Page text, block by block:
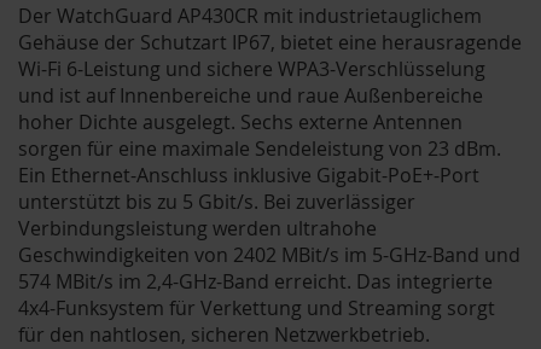
Der WatchGuard AP430CR mit industrietauglichem
Gehäuse der Schutzart IP67, bietet eine herausragende
Wi-Fi 6-Leistung und sichere WPA3-Verschlüsselung
und ist auf Innenbereiche und raue Außenbereiche
hoher Dichte ausgelegt. Sechs externe Antennen
sorgen für eine maximale Sendeleistung von 23 dBm.
Ein Ethernet-Anschluss inklusive Gigabit-PoE+-Port
unterstützt bis zu 5 Gbit/s. Bei zuverlässiger
Verbindungsleistung werden ultrahohe
Geschwindigkeiten von 2402 MBit/s im 5-GHz-Band und
574 MBit/s im 2,4-GHz-Band erreicht. Das integrierte
4x4-Funksystem für Verkettung und Streaming sorgt
für den nahtlosen, sicheren Netzwerkbetrieb.